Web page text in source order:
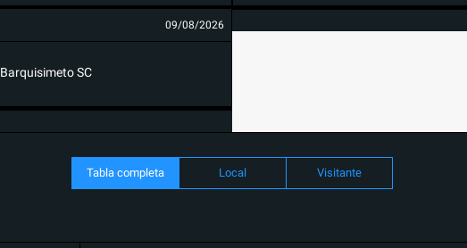
09/08/2026
Barquisimeto SC
Tabla completa Local Visitante